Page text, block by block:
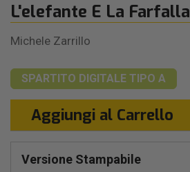
L'elefante E La Farfalla
Michele Zarrillo
SPARTITO DIGITALE TIPO A
Aggiungi al Carrello
Versione Stampabile